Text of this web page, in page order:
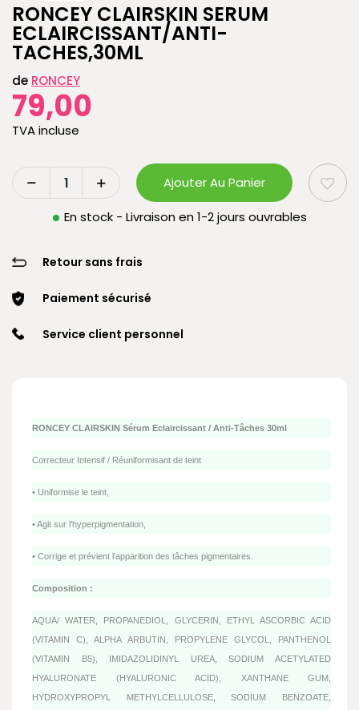
RONCEY CLAIRSKIN SERUM
ECLAIRCISSANT/ANTI-
TACHES,30ML
de RONCEY
79,00
TVA incluse
Ajouter Au Panier
En stock - Livraison en 1-2 jours ouvrables
Retour sans frais
Paiement sécurisé
Service client personnel
RONCEY CLAIRSKIN Sérum Eclaircissant / Anti-Tâches 30ml
Correcteur Intensif / Réuniformisant de teint
• Uniformise le teint,
• Agit sur l’hyperpigmentation,
• Corrige et prévient l’apparition des tâches pigmentaires.
Composition :
AQUA/ WATER, PROPANEDIOL, GLYCERIN, ETHYL ASCORBIC ACID
(VITAMIN C), ALPHA ARBUTIN, PROPYLENE GLYCOL, PANTHENOL
(VITAMIN B5), IMIDAZOLIDINYL UREA, SODIUM ACETYLATED
HYALURONATE (HYALURONIC ACID), XANTHANE GUM,
HYDROXYPROPYL METHYLCELLULOSE, SODIUM BENZOATE,